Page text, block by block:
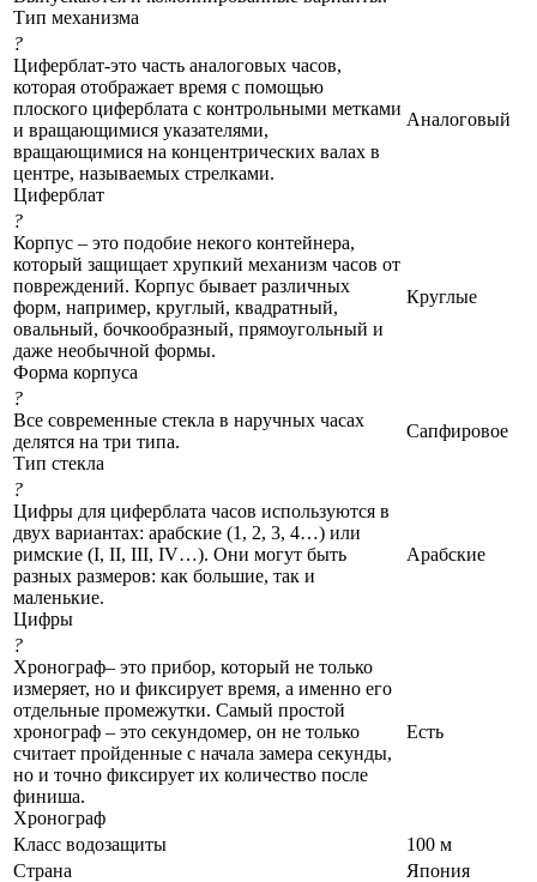
Тип механизма
?
Циферблат-это часть аналоговых часов,
которая отображает время с помощью
плоского циферблата с контрольными метками
и вращающимися указателями,
вращающимися на концентрических валах в
центре, называемых стрелками.
Циферблат
Аналоговый
?
Корпус – это подобие некого контейнера,
который защищает хрупкий механизм часов от
повреждений. Корпус бывает различных
форм, например, круглый, квадратный,
овальный, бочкообразный, прямоугольный и
даже необычной формы.
Форма корпуса
Круглые
?
Все современные стекла в наручных часах
делятся на три типа.
Тип стекла
Сапфировое
?
Цифры для циферблата часов используются в
двух вариантах: арабские (1, 2, 3, 4…) или
римские (I, II, III, IV…). Они могут быть
разных размеров: как большие, так и
маленькие.
Цифры
Арабские
?
Хронограф– это прибор, который не только
измеряет, но и фиксирует время, а именно его
отдельные промежутки. Самый простой
хронограф – это секундомер, он не только
считает пройденные с начала замера секунды,
но и точно фиксирует их количество после
финиша.
Хронограф
Есть
Класс водозащиты
100 м
Страна
Япония